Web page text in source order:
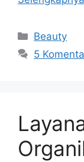
Kategori
Beauty
5